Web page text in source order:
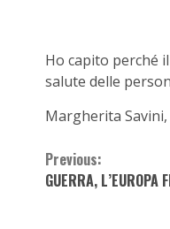
Ho capito perché
salute delle
Margherita
Continue
Reading
Previous:
GUERRA, L’EUROPA